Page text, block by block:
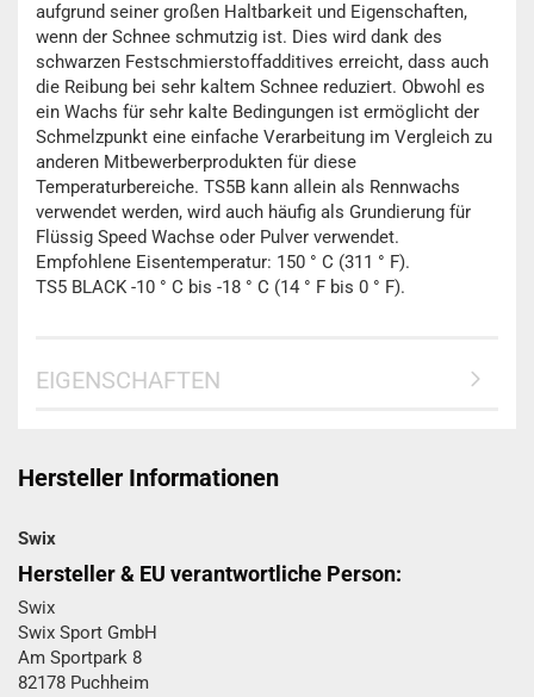
aufgrund seiner großen Haltbarkeit und Eigenschaften,
wenn der Schnee schmutzig ist. Dies wird dank des
schwarzen Festschmierstoffadditives erreicht, dass auch
die Reibung bei sehr kaltem Schnee reduziert. Obwohl es
ein Wachs für sehr kalte Bedingungen ist ermöglicht der
Schmelzpunkt eine einfache Verarbeitung im Vergleich zu
anderen Mitbewerberprodukten für diese
Temperaturbereiche. TS5B kann allein als Rennwachs
verwendet werden, wird auch häufig als Grundierung für
Flüssig Speed Wachse oder Pulver verwendet.
Empfohlene Eisentemperatur: 150 ° C (311 ° F).
TS5 BLACK -10 ° C bis -18 ° C (14 ° F bis 0 ° F).
EIGENSCHAFTEN
Hersteller Informationen
Swix
Hersteller & EU verantwortliche Person:
Swix
Swix Sport GmbH​
Am Sportpark 8
82178 Puchheim